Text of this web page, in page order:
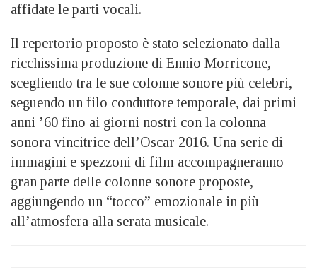
affidate le parti vocali.
Il repertorio proposto è stato selezionato dalla
ricchissima produzione di Ennio Morricone,
scegliendo tra le sue colonne sonore più celebri,
seguendo un filo conduttore temporale, dai primi
anni ’60 fino ai giorni nostri con la colonna
sonora vincitrice dell’Oscar 2016. Una serie di
immagini e spezzoni di film accompagneranno
gran parte delle colonne sonore proposte,
aggiungendo un “tocco” emozionale in più
all’atmosfera alla serata musicale.